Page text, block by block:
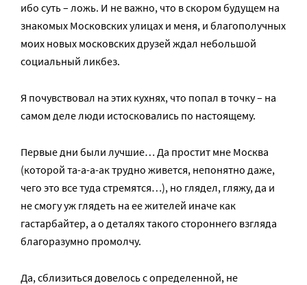
ибо суть – ложь. И не важно, что в скором будущем на
знакомых Московских улицах и меня, и благополучных
моих новых московских друзей ждал небольшой
социальный ликбез.
Я почувствовал на этих кухнях, что попал в точку – на
самом деле люди истосковались по настоящему.
Первые дни были лучшие… Да простит мне Москва
(которой та-а-а-ак трудно живется, непонятно даже,
чего это все туда стремятся…), но глядел, гляжу, да и
не смогу уж глядеть на ее жителей иначе как
гастарбайтер, а о деталях такого стороннего взгляда
благоразумно промолчу.
Да, сблизиться довелось с определенной, не